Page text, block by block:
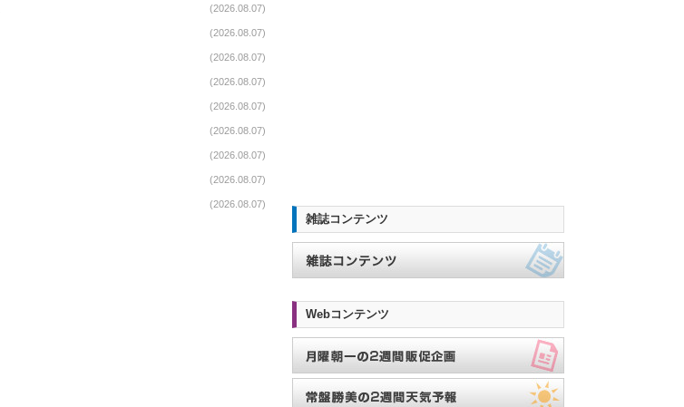
(2026.08.07)
(2026.08.07)
(2026.08.07)
(2026.08.07)
(2026.08.07)
(2026.08.07)
(2026.08.07)
(2026.08.07)
(2026.08.07)
雑誌コンテンツ
Webコンテンツ